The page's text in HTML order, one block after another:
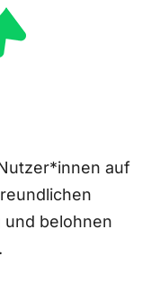
auf
und belohnen